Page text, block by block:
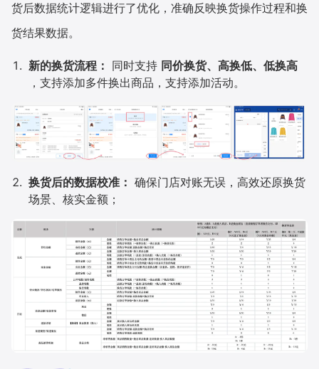
货后数据统计逻辑进行了优化，准确反映换货操作过程和换
货结果数据。
新的换货流程： 同时支持 同价换货、高换低、低换高
，支持添加多件换出商品，支持添加活动。
换货后的数据校准： 确保门店对账无误，高效还原换货
场景、核实金额；